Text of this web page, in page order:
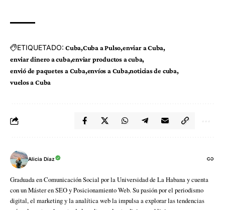
ETIQUETADO: Cuba Cuba a Pulso enviar a Cuba
enviar dinero a cuba enviar productos a cuba
envió de paquetes a Cuba envíos a Cuba noticias de cuba
vuelos a Cuba
Alicia Díaz
Graduada en Comunicación Social por la Universidad de La Habana y cuenta
con un Máster en SEO y Posicionamiento Web. Su pasión por el periodismo
digital, el marketing y la analítica web la impulsa a explorar las tendencias